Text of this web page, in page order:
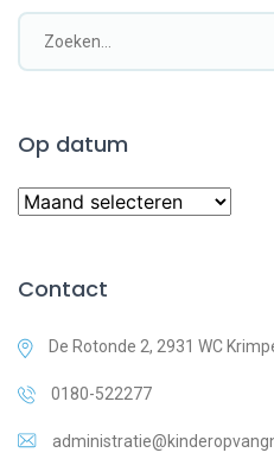
Op datum
Contact
De Rotonde 2, 2931 WC
0180-522277